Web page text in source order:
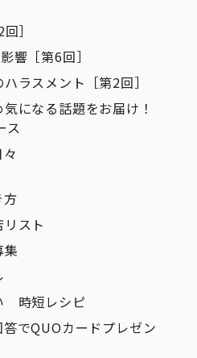
］
響［第6回］
ラスメント［第2回］
になる話題をお届け！
ス
方
スト
集
時短レシピ
でQUOカードプレゼン